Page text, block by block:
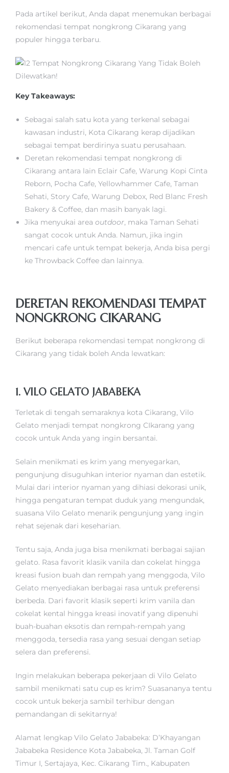
Pada artikel berikut, Anda dapat menemukan berbagai
rekomendasi tempat nongkrong Cikarang yang
populer hingga terbaru.
Key Takeaways:
Sebagai salah satu kota yang terkenal sebagai
kawasan industri, Kota Cikarang kerap dijadikan
sebagai tempat berdirinya suatu perusahaan.
Deretan rekomendasi tempat nongkrong di
Cikarang antara lain Eclair Cafe, Warung Kopi Cinta
Reborn, Pocha Cafe, Yellowhammer Cafe, Taman
Sehati, Story Cafe, Warung Debox, Red Blanc Fresh
Bakery & Coffee, dan masih banyak lagi.
Jika menyukai areaoutdoor, maka Taman Sehati
sangat cocok untuk Anda. Namun, jika ingin
mencari cafe untuk tempat bekerja, Anda bisa pergi
ke Throwback Coffee dan lainnya.
DERETAN REKOMENDASI TEMPAT
NONGKRONG CIKARANG
Berikut beberapa rekomendasi tempat nongkrong di
Cikarang yang tidak boleh Anda lewatkan:
1. VILO GELATO JABABEKA
Terletak di tengah semaraknya kota Cikarang, Vilo
Gelato menjadi tempat nongkrong CIkarang yang
cocok untuk Anda yang ingin bersantai.
Selain menikmati es krim yang menyegarkan,
pengunjung disuguhkan interior nyaman dan estetik.
Mulai dari interior nyaman yang dihiasi dekorasi unik,
hingga pengaturan tempat duduk yang mengundak,
suasana Vilo Gelato menarik pengunjung yang ingin
rehat sejenak dari keseharian.
Tentu saja, Anda juga bisa menikmati berbagai sajian
gelato. Rasa favorit klasik vanila dan cokelat hingga
kreasi fusion buah dan rempah yang menggoda, Vilo
Gelato menyediakan berbagai rasa untuk preferensi
berbeda. Dari favorit klasik seperti krim vanila dan
cokelat kental hingga kreasi inovatif yang dipenuhi
buah-buahan eksotis dan rempah-rempah yang
menggoda, tersedia rasa yang sesuai dengan setiap
selera dan preferensi.
Ingin melakukan beberapa pekerjaan di Vilo Gelato
sambil menikmati satu cup es krim? Suasananya tentu
cocok untuk bekerja sambil terhibur dengan
pemandangan di sekitarnya!
Alamat lengkap Vilo Gelato Jababeka: D’Khayangan
Jababeka Residence Kota Jababeka, Jl. Taman Golf
Timur I, Sertajaya, Kec. Cikarang Tim., Kabupaten